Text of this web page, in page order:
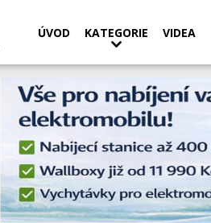
ÚVOD KATEGORIE VIDEA